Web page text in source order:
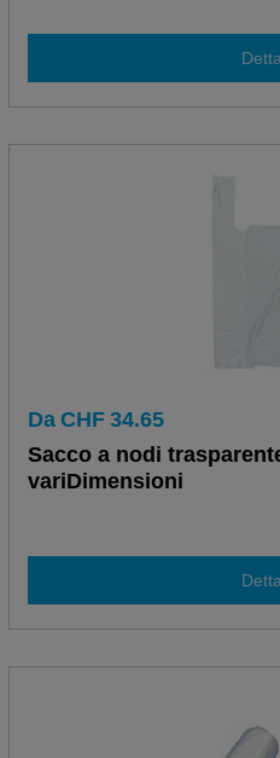
Da CHF 34.65
Sacco a nodi
variDimensioni